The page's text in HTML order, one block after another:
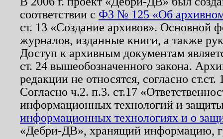
соответствии с ФЗ № 125 «Об
ст. 13 «Создание архивов». Основной
журналов, изданные книги, а также
Доступ к архивным документам
ст. 24 вышеобозначенного закона.
редакции не относятся, согласно
Согласно ч.2. п.3. ст.17
информационных технологий и
информационных технологиях и о
«Дебри-ДВ», хранящий информацию,